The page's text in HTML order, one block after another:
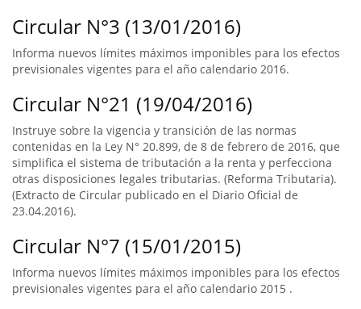
Circular N°3 (13/01/2016)
Informa nuevos límites máximos imponibles para los efectos
previsionales vigentes para el año calendario 2016.
Circular N°21 (19/04/2016)
Instruye sobre la vigencia y transición de las normas
contenidas en la Ley N° 20.899, de 8 de febrero de 2016, que
simplifica el sistema de tributación a la renta y perfecciona
otras disposiciones legales tributarias. (Reforma Tributaria).
(Extracto de Circular publicado en el Diario Oficial de
23.04.2016).
Circular N°7 (15/01/2015)
Informa nuevos límites máximos imponibles para los efectos
previsionales vigentes para el año calendario 2015 .